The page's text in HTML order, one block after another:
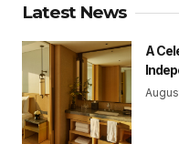
Latest News
A